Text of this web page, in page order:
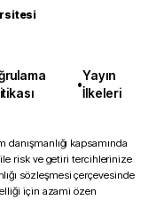
•
Yayın
İlkeleri
kapsamında
risk ve getiri tercihlerinize
sözleşmesi çerçevesinde
için azami özen